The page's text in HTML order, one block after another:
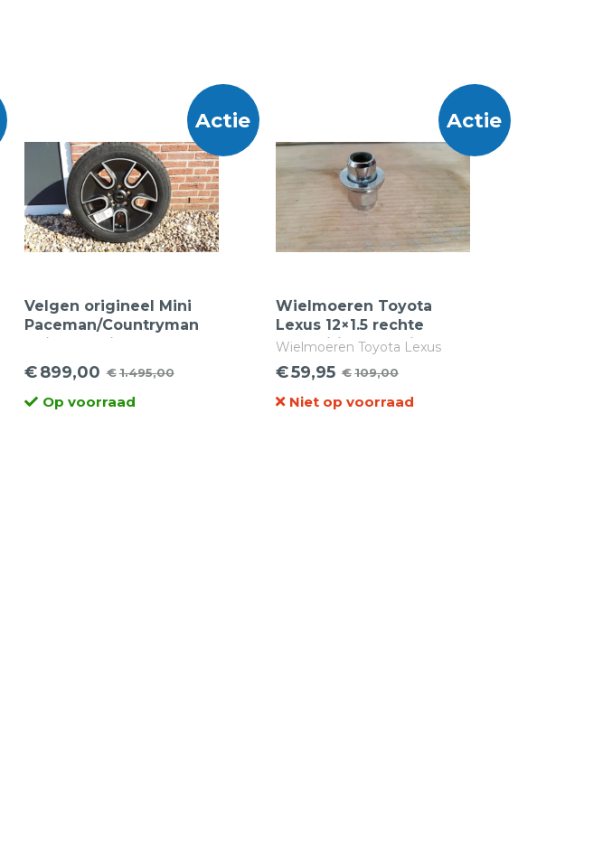
Actie
Velgen origineel Mini
Paceman/Countryman
17 inch | Winterbanden
€1.495,00
Oorspronkelijke
prijs
€899,00
Huidige
prijsOp voorraad
Actie
Wielmoeren Toyota
Lexus 12×1.5 rechte
aansluiting met ring
Wielmoeren Toyota Lexus
12x1.5 rechte aansluiting met
€109,00
Oorspronkelijke
prijs
€59,95
Huidige
prijs
Niet op voorraad